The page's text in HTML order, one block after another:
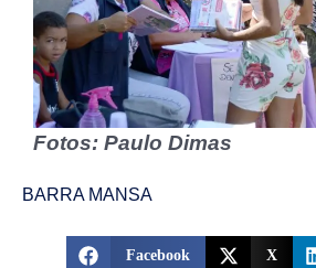
Fotos: Paulo Dimas
BARRA MANSA
Facebook X